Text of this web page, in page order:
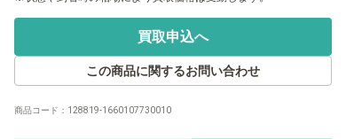
買取申込へ
この商品に関するお問い合わせ
商品コード： 128819-1660107730010